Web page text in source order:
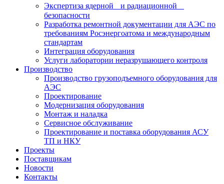
Экспертиза ядерной и радиационной
безопасности
Разработка ремонтной документации для АЭС по
требованиям Росэнергоатома и международным
стандартам
Интеграция оборудования
Услуги лаборатории неразрушающего контроля
Производство
Производство грузоподъемного оборудования для
АЭС
Проектирование
Модернизация оборудования
Монтаж и наладка
Сервисное обслуживание
Проектирование и поставка оборудования АСУ
ТП и НКУ
Проекты
Поставщикам
Новости
Контакты